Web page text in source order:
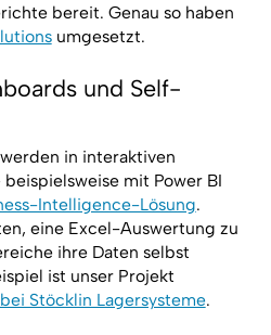
bereit. Genau so haben
umgesetzt.
und Self-
in interaktiven
mit Power BI
Intelligence-Lösung.
eine Excel-Auswertung zu
ihre Daten selbst
ist unser Projekt
Stöcklin Lagersysteme.